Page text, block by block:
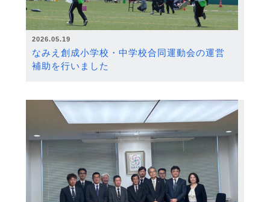
2026.05.19
なみえ創成小学校・中学校合同運動会の運営
補助を行いました